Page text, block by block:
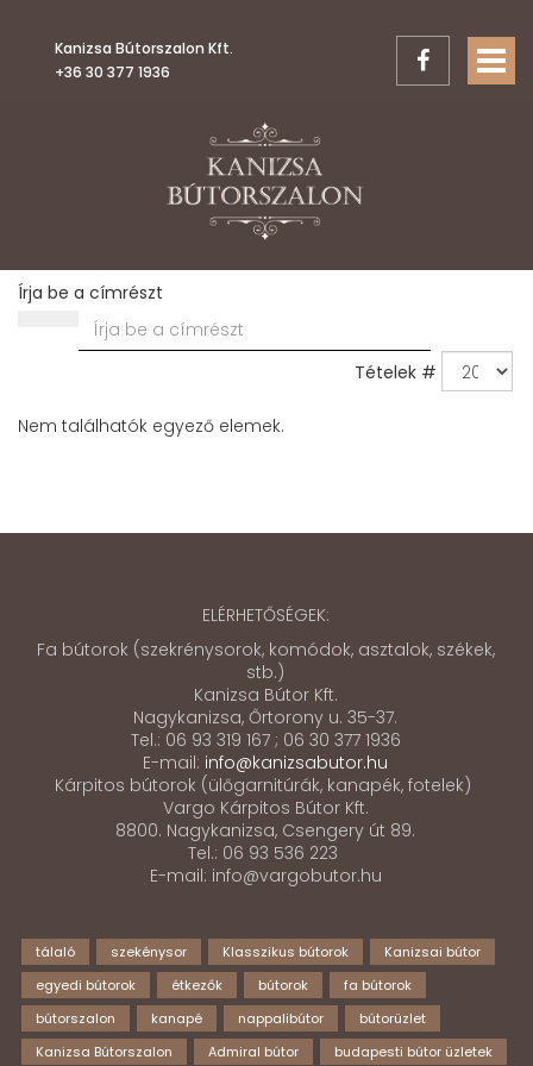
Kanizsa Bútorszalon Kft.
+36 30 377 1936
Írja be a címrészt
Tételek #
Nem találhatók egyező elemek.
ELÉRHETŐSÉGEK:
Fa bútorok (szekrénysorok, komódok, asztalok, székek,
stb.)
Kanizsa Bútor Kft.
Nagykanizsa, Őrtorony u. 35-37.
Tel.: 06 93 319 167 ; 06 30 377 1936
E-mail: info@kanizsabutor.hu
Kárpitos bútorok (ülőgarnitúrák, kanapék, fotelek)
Vargo Kárpitos Bútor Kft.
8800. Nagykanizsa, Csengery út 89.
Tel.: 06 93 536 223
E-mail: info@vargobutor.hu
tálaló szekénysor Klasszikus bútorok
Kanizsai bútor
egyedi bútorok
étkezők bútorok
fa bútorok
bútorszalon
kanapé nappalibútor
bútorüzlet
Kanizsa Bútorszalon
Admiral bútor budapesti bútor üzletek